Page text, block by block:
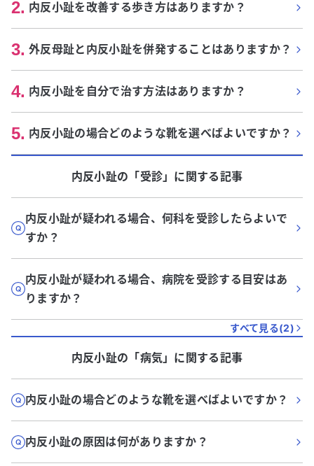
2. 内反小趾を改善する歩き方はありますか？
3. 外反母趾と内反小趾を併発することはありますか？
4. 内反小趾を自分で治す方法はありますか？
5. 内反小趾の場合どのような靴を選べばよいですか？
内反小趾の「受診」に関する記事
内反小趾が疑われる場合、何科を受診したらよいで
すか？
内反小趾が疑われる場合、病院を受診する目安はあ
りますか？
すべて見る(2)
内反小趾の「病気」に関する記事
内反小趾の場合どのような靴を選べばよいですか？
内反小趾の原因は何がありますか？